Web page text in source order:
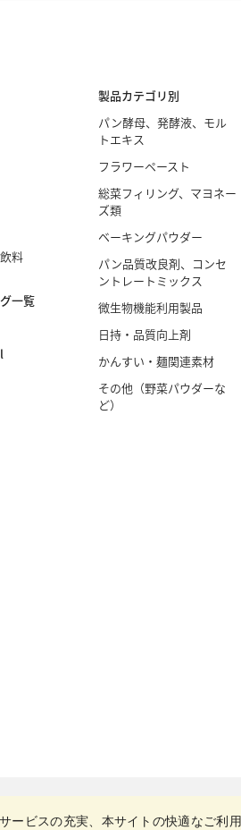
料
一覧
製品カテゴリ別
パン酵母、発酵液、モル
トエキス
フラワーペースト
総菜フィリング、マヨネー
ズ類
ベーキングパウダー
パン品質改良剤、コンセ
ントレートミックス
微生物機能利用製品
日持・品質向上剤
かんすい・麺関連素材
その他（野菜パウダーな
ど）
ービスの充実、本サイトの快適なご利